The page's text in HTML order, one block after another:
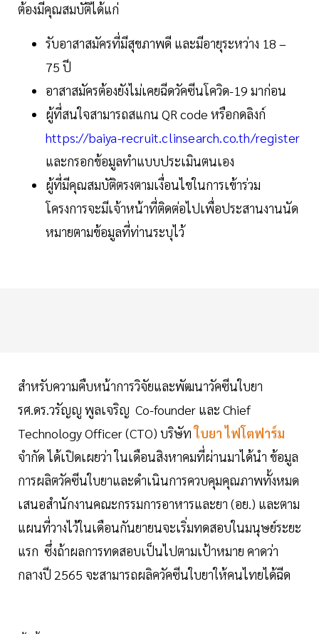
ต้องมีคุณสมบัติได้แก่
รับอาสาสมัครที่มีสุขภาพดี และมีอายุระหว่าง 18 –
75 ปี
อาสาสมัครต้องยังไม่เคยฉีดวัคซีนโควิด-19 มาก่อน
ผู้ที่สนใจสามารถสแกน QR code หรือกดลิงก์
https://baiya-recruit.clinsearch.co.th/register
และกรอกข้อมูลทำแบบประเมินตนเอง
ผู้ที่มีคุณสมบัติตรงตามเงื่อนไขในการเข้าร่วม
โครงการจะมีเจ้าหน้าที่ติดต่อไปเพื่อประสานงานนัด
หมายตามข้อมูลที่ท่านระบุไว้
สำหรับความคืบหน้าการวิจัยและพัฒนาวัคซีนใบยา
รศ.ดร.วรัญญู พูลเจริญ Co-founder และ Chief
Technology Officer (CTO) บริษัทใบยา ไฟโตฟาร์ม
จำกัด ได้เปิดเผยว่า ในเดือนสิงหาคมที่ผ่านมาได้นำ ข้อมูล
การผลิตวัคซีนใบยาและดำเนินการควบคุมคุณภาพทั้งหมด
เสนอสำนักงานคณะกรรมการอาหารและยา (อย.) และตาม
แผนที่วางไว้ในเดือนกันยายนจะเริ่มทดสอบในมนุษย์ระยะ
แรก ซึ่งถ้าผลการทดสอบเป็นไปตามเป้าหมาย คาดว่า
กลางปี 2565 จะสามารถผลิควัคซีนใบยาให้คนไทยได้ฉีด